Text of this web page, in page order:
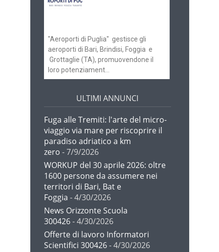
"Aeroporti di Puglia" gestisce gli
aeroporti di Bari, Brindisi, Foggia e
Grottaglie (TA), promuovendone il
loro potenziament...
ULTIMI ANNUNCI
Fuga alle Tremiti: l'arte del micro-
viaggio via mare per riscoprire il
paradiso adriatico a km
zero - 7/9/2026
WORKUP del 30 aprile 2026: oltre
1600 persone da assumere nei
territori di Bari, Bat e
Foggia - 4/30/2026
News Orizzonte Scuola
300426- 4/30/2026
Offerte di lavoro Informatori
Scientifici 300426- 4/30/2026